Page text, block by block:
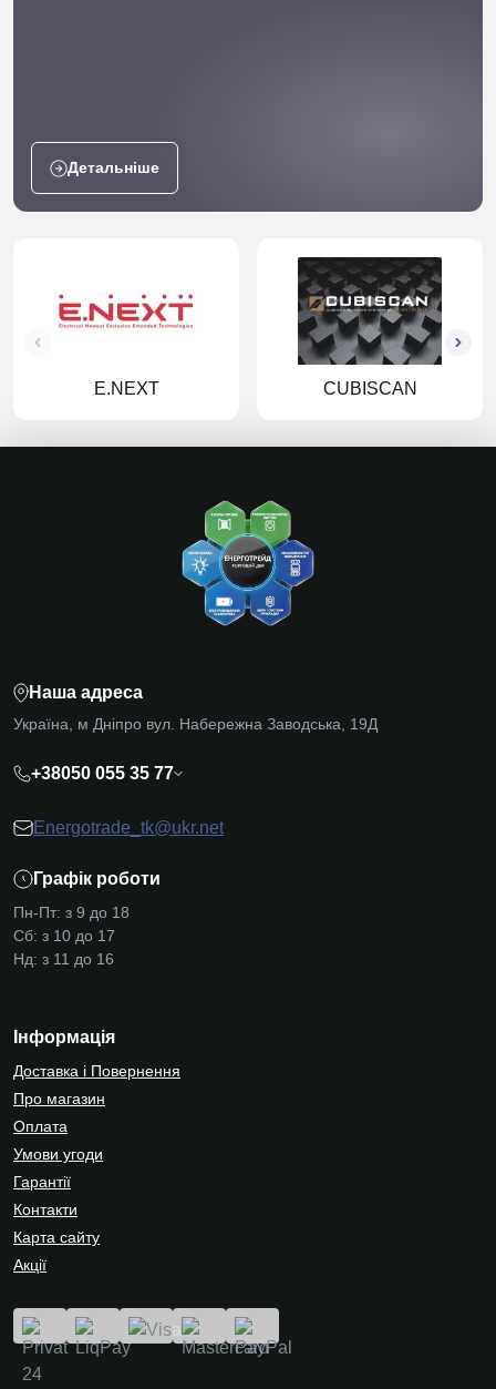
Детальніше
E.NEXT CUBISCAN
Наша адреса
Україна, м Дніпро вул. Набережна Заводська, 19Д
+38050 055 35 77
Energotrade_tk@ukr.net
Графік роботи
Пн-Пт: з 9 до 18
Сб: з 10 до 17
Нд: з 11 до 16
Інформація
Доставка і Повернення
Про магазин
Оплата
Умови угоди
Гарантії
Контакти
Карта сайту
Акції